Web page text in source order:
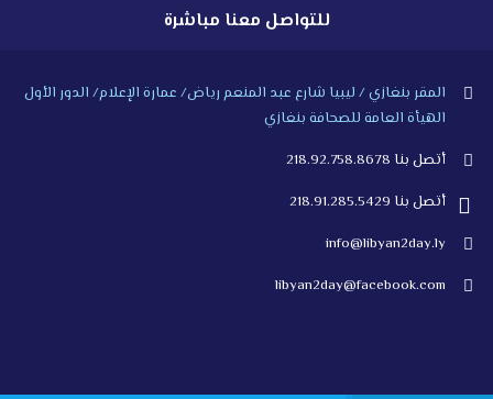
للتواصل معنا مباشرة
المقر بنغازي / ليبيا شارع عبد المنعم رياض/ عمارة الإعلام/ الدور الأول
الهيأة العامة للصحافة بنغازي
أتصل بنا 218.92.758.8678
أتصل بنا 218.91.285.5429
info@libyan2day.ly
libyan2day@facebook.com